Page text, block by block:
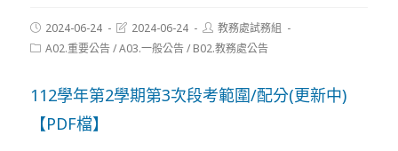
Post
published:
2024-06-24
Post
modified:
2024-06-24
Post
author:
教務處試務組
PostA02.重要公告/A03.一般公告/ B02.教務處公告
112學年第2學期第3次段考範圍/配分(更新中)
【PDF檔】